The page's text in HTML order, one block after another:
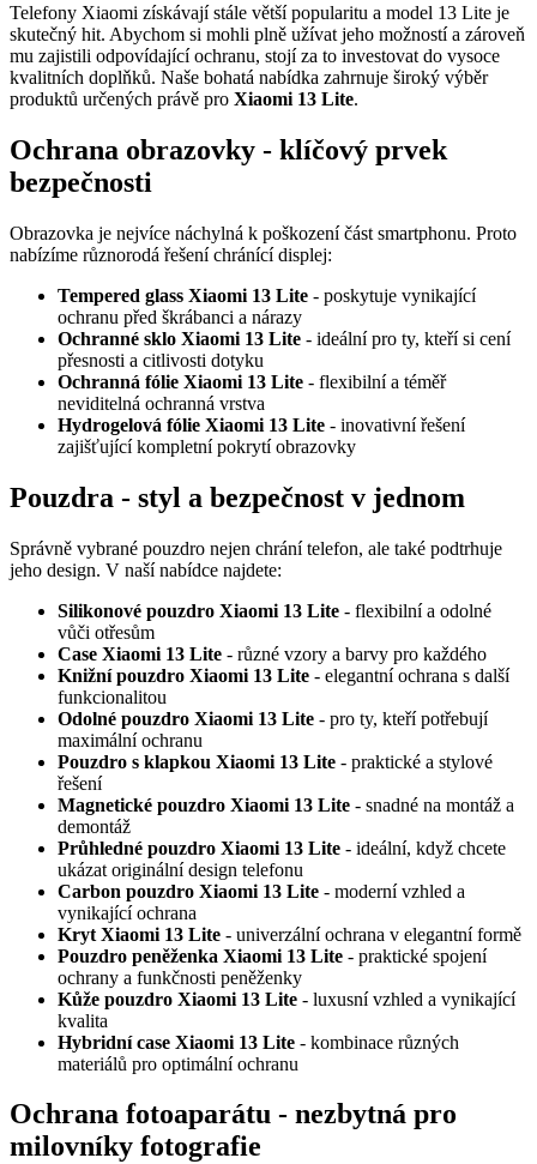
Telefony Xiaomi získávají stále větší popularitu a model 13 Lite je
skutečný hit. Abychom si mohli plně užívat jeho možností a zároveň
mu zajistili odpovídající ochranu, stojí za to investovat do vysoce
kvalitních doplňků. Naše bohatá nabídka zahrnuje široký výběr
produktů určených právě pro Xiaomi 13 Lite.
Ochrana obrazovky - klíčový prvek
bezpečnosti
Obrazovka je nejvíce náchylná k poškození část smartphonu. Proto
nabízíme různorodá řešení chránící displej:
Tempered glass Xiaomi 13 Lite - poskytuje vynikající
ochranu před škrábanci a nárazy
Ochranné sklo Xiaomi 13 Lite - ideální pro ty, kteří si cení
přesnosti a citlivosti dotyku
Ochranná fólie Xiaomi 13 Lite - flexibilní a téměř
neviditelná ochranná vrstva
Hydrogelová fólie Xiaomi 13 Lite - inovativní řešení
zajišťující kompletní pokrytí obrazovky
Pouzdra - styl a bezpečnost v jednom
Správně vybrané pouzdro nejen chrání telefon, ale také podtrhuje
jeho design. V naší nabídce najdete:
Silikonové pouzdro Xiaomi 13 Lite - flexibilní a odolné
vůči otřesům
Case Xiaomi 13 Lite - různé vzory a barvy pro každého
Knižní pouzdro Xiaomi 13 Lite - elegantní ochrana s další
funkcionalitou
Odolné pouzdro Xiaomi 13 Lite - pro ty, kteří potřebují
maximální ochranu
Pouzdro s klapkou Xiaomi 13 Lite - praktické a stylové
řešení
Magnetické pouzdro Xiaomi 13 Lite - snadné na montáž a
demontáž
Průhledné pouzdro Xiaomi 13 Lite - ideální, když chcete
ukázat originální design telefonu
Carbon pouzdro Xiaomi 13 Lite - moderní vzhled a
vynikající ochrana
Kryt Xiaomi 13 Lite - univerzální ochrana v elegantní formě
Pouzdro peněženka Xiaomi 13 Lite - praktické spojení
ochrany a funkčnosti peněženky
Kůže pouzdro Xiaomi 13 Lite - luxusní vzhled a vynikající
kvalita
Hybridní case Xiaomi 13 Lite - kombinace různých
materiálů pro optimální ochranu
Ochrana fotoaparátu - nezbytná pro
milovníky fotografie